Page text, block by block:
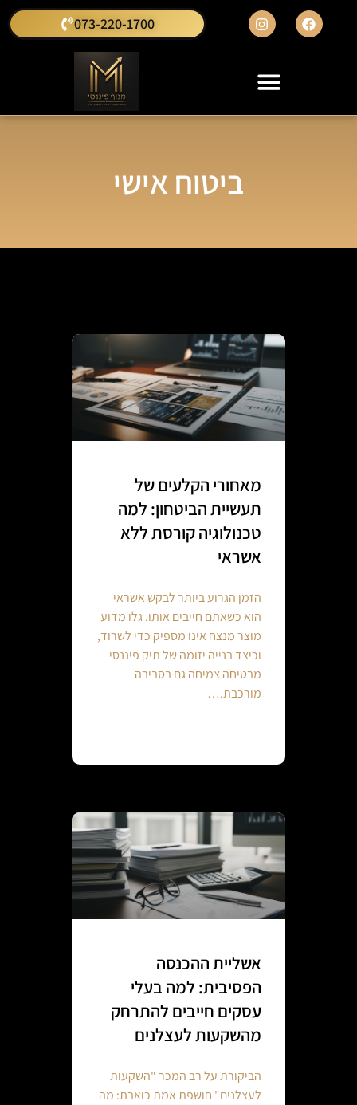
073-220-1700
ביטוח אישי
מאחורי הקלעים של
תעשיית הביטחון: למה
טכנולוגיה קורסת ללא
אשראי
הזמן הגרוע ביותר לבקש אשראי
הוא כשאתם חייבים אותו. גלו מדוע
מוצר מנצח אינו מספיק כדי לשרוד,
וכיצד בנייה יזומה של תיק פיננסי
מבטיחה צמיחה גם בסביבה
מורכבת.…
אשליית ההכנסה
הפסיבית: למה בעלי
עסקים חייבים להתרחק
מהשקעות לעצלנים
הביקורת על רב המכר "השקעות
לעצלנים" חושפת אמת כואבת: מה